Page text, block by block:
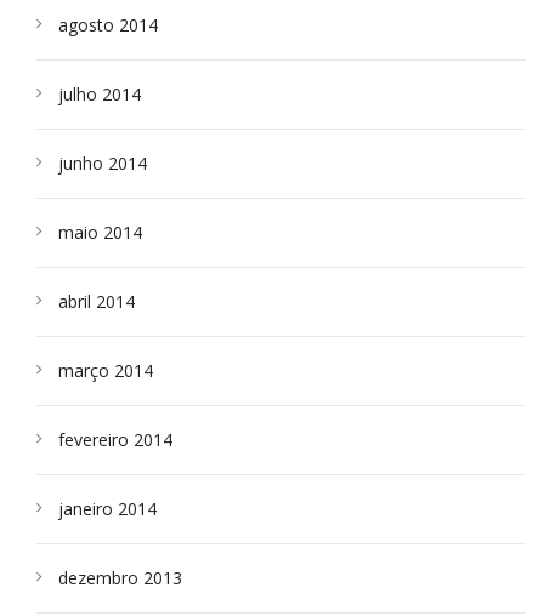
agosto 2014
julho 2014
junho 2014
maio 2014
abril 2014
março 2014
fevereiro 2014
janeiro 2014
dezembro 2013